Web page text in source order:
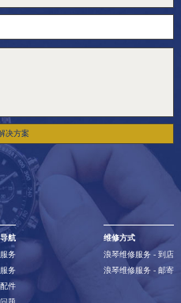
决方案
航
务
务
件
维修方式
浪琴维修服务 - 到店
浪琴维修服务 - 邮寄